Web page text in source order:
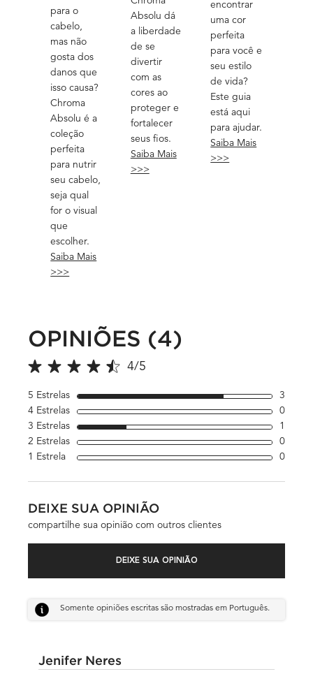
para o
cabelo,
mas não
gosta dos
danos que
isso causa?
Chroma
Absolu é a
coleção
perfeita
para nutrir
seu cabelo,
seja qual
for o visual
que
escolher.
Saiba Mais
>>>
Absolu dá
a liberdade
de se
divertir
com as
cores ao
proteger e
fortalecer
seus fios.
Saiba Mais
>>>
encontrar
uma cor
perfeita
para você e
seu estilo
de vida?
Este guia
está aqui
para ajudar.
Saiba Mais
>>>
PDP Slot 3 Section
PDP Avaliações
OPINIÕES (4)
4 out of 5 stars. 4/5
5 Estrelas 3
4 Estrelas
0
3 Estrelas
1
2 Estrelas
0
1 Estrela
0
DEIXE SUA OPINIÃO
compartilhe sua opinião com outros clientes
DEIXE SUA OPINIÃO
Somente opiniões escritas são mostradas em Português.
Jenifer Neres